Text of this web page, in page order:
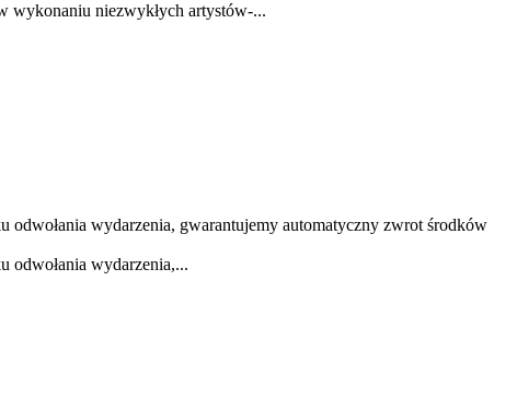
wykonaniu niezwykłych artystów-...
wydarzenia, gwarantujemy automatyczny zwrot środków
wydarzenia,...